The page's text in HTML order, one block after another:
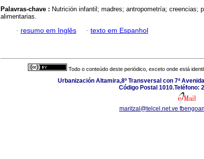
Palavras-chave : Nutrición infantil; madres; antropometría; creencias;
alimentarias.
· resumo em Inglês · texto em Espanhol
Todo o conteúdo deste periódico, exceto onde está
Urbanización Altamira,8º Transversal con 7ª
Código Postal 1010.Teléfono:
maritzal@telcel.net.ve